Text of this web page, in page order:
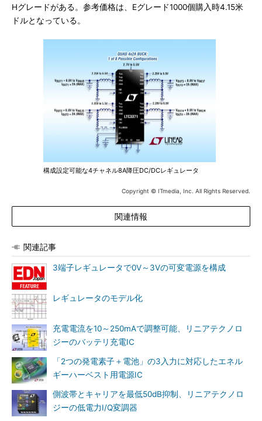
Hグレードがある。参考価格は、Eグレード1000個購入時4.15米
ドルとなっている。
構成設定可能な4チャネル8A降圧DC/DCレギュレータ
Copyright © ITmedia, Inc. All Rights Reserved.
関連情報
関連記事
3端子レギュレータで0V～3Vの可変電源を構成
レギュレータのモデル化
充電電流を10～250mAで調整可能、リニアテクノロ
ジーのバッテリ充電IC
「2つの発電素子＋電池」の3入力に対応したエネル
ギーハーベスト用電源IC
側波帯とキャリアを最低50dB抑制、リニアテクノロ
ジーの低電力I/Q変調器